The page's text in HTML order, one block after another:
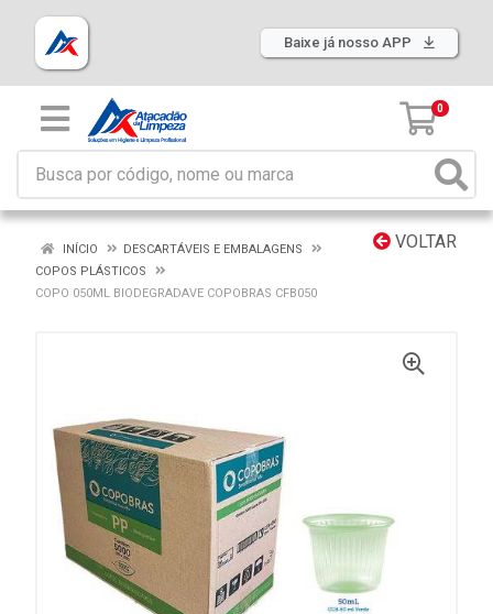
Baixe já nosso APP
0
VOLTAR
INÍCIO
DESCARTÁVEIS E EMBALAGENS
COPOS PLÁSTICOS
COPO 050ML BIODEGRADAVE COPOBRAS CFB050